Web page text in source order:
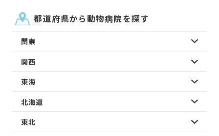
都道府県から動物病院を探す
関東
関西
東海
北海道
東北